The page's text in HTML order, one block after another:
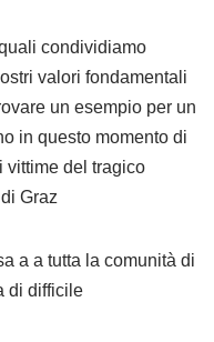
condividiamo
valori fondamentali
un esempio per un
in questo momento di
vittime del tragico
Graz
a a tutta la comunità di
di difficile